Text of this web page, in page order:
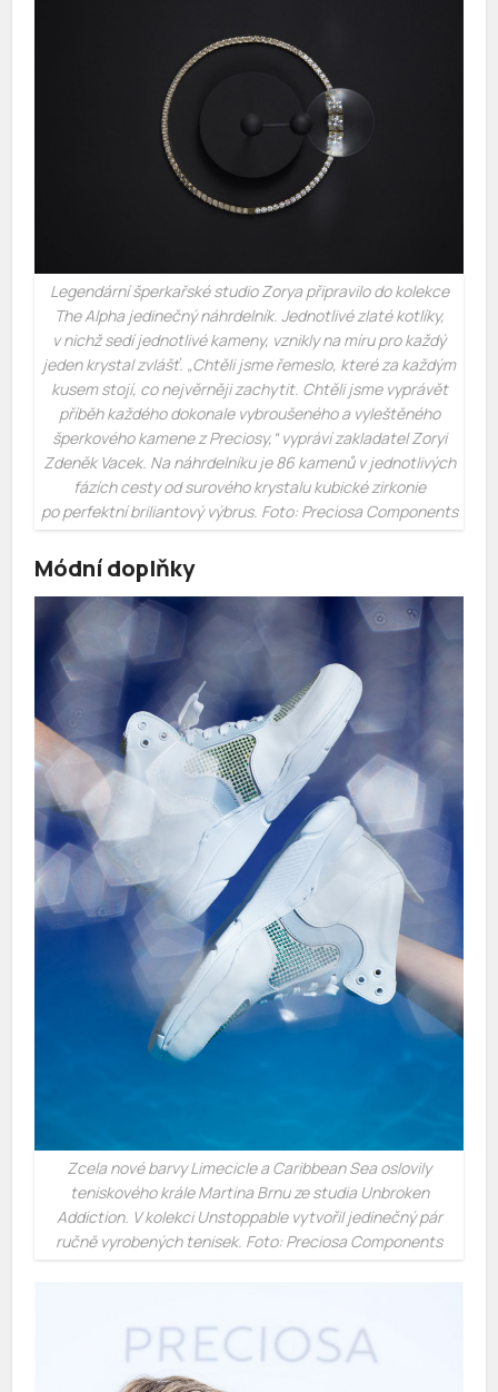
Legendární šperkařské studio Zorya připravilo do kolekce
The Alpha jedinečný náhrdelník. Jednotlivé zlaté kotlíky,
v nichž sedí jednotlivé kameny, vznikly na míru pro každý
jeden krystal zvlášť. „Chtěli jsme řemeslo, které za každým
kusem stojí, co nejvěrněji zachytit. Chtěli jsme vyprávět
příběh každého dokonale vybroušeného a vyleštěného
šperkového kamene z Preciosy,“vypráví zakladatel Zoryi
Zdeněk Vacek. Na náhrdelníku je 86 kamenů v jednotlivých
fázích cesty od surového krystalu kubické zirkonie
po perfektní briliantový výbrus. Foto: Preciosa Components
Módní doplňky
Zcela nové barvy Limecicle a Caribbean Sea oslovily
teniskového krále Martina Brnu ze studia Unbroken
Addiction. V kolekci Unstoppable vytvořil jedinečný pár
ručně vyrobených tenisek. Foto: Preciosa Components